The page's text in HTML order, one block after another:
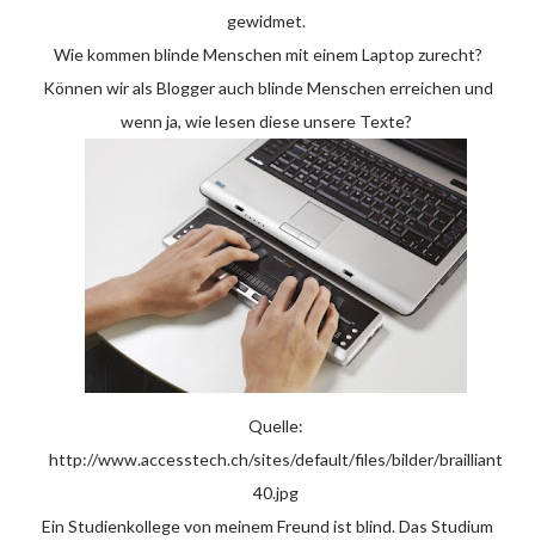
gewidmet.
Wie kommen blinde Menschen mit einem Laptop zurecht?
Können wir als Blogger auch blinde Menschen erreichen und
wenn ja, wie lesen diese unsere Texte?
Quelle:
http://www.accesstech.ch/sites/default/files/bilder/brailliant
40.jpg
Ein Studienkollege von meinem Freund ist blind. Das Studium